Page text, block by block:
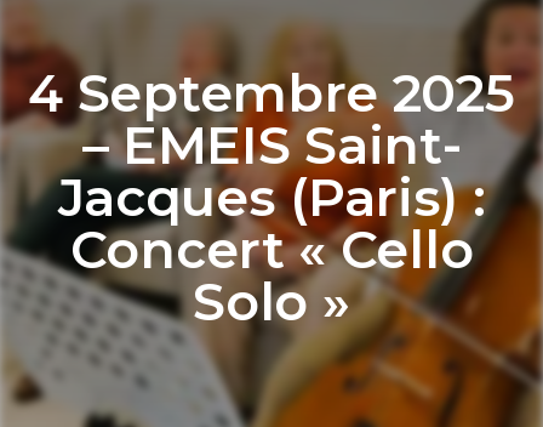
4 Septembre 2025
– EMEIS Saint-
Jacques (Paris) :
Concert « Cello
Solo »